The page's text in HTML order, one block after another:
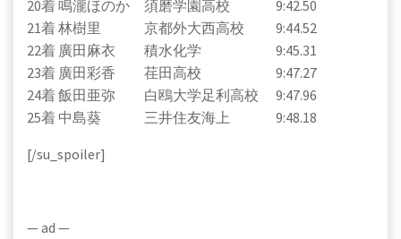
20着 鳴瀧ほのか 須磨学園高校 9:42.50
21着 林樹里 京都外大西高校 9:44.52
22着 廣田麻衣 積水化学 9:45.31
23着 廣田彩香 荏田高校 9:47.27
24着 飯田亜弥 白鴎大学足利高校 9:47.96
25着 中島葵 三井住友海上 9:48.18
[/su_spoiler]
— ad —